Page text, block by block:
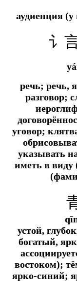
аудиенция (у
讠
речь; речь,
разговор;
уговор;
указывать
иметь в
устой,
богатый,
востоком);
ярко-синий;